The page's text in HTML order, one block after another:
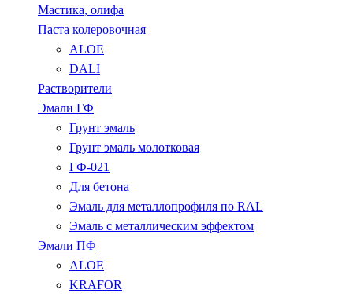
Мастика, олифа
Паста колеровочная
ALOE
DALI
Растворители
Эмали ГФ
Грунт эмаль
Грунт эмаль молотковая
ГФ-021
Для бетона
Эмаль для металлопрофиля по RAL
Эмаль с металлическим эффектом
Эмали ПФ
ALOE
KRAFOR